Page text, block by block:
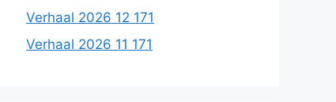
Verhaal 2026 12 171
Verhaal 2026 11 171